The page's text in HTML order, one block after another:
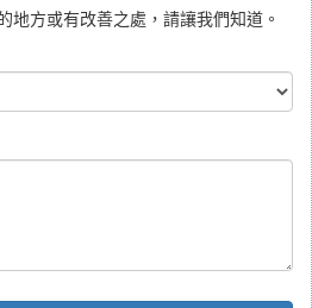
地方或有改善之處，請讓我們知道。